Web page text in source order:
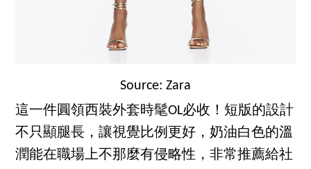
Source: Zara
這一件圓領西裝外套時髦OL必收！短版的設計
不只顯腿長，讓視覺比例更好，奶油白色的溫
潤能在職場上不那麼有侵略性，非常推薦給社